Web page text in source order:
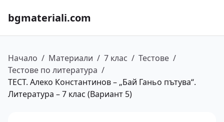
bgmateriali.com
Начало / Материали / 7 клас / Тестове /
Тестове по литература /
ТЕСТ. Алеко Константинов – „Бай Ганьо пътува“.
Литература – 7 клас (Вариант 5)